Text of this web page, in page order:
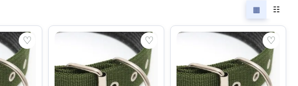
▦ ☷
♡ ♡ ♡